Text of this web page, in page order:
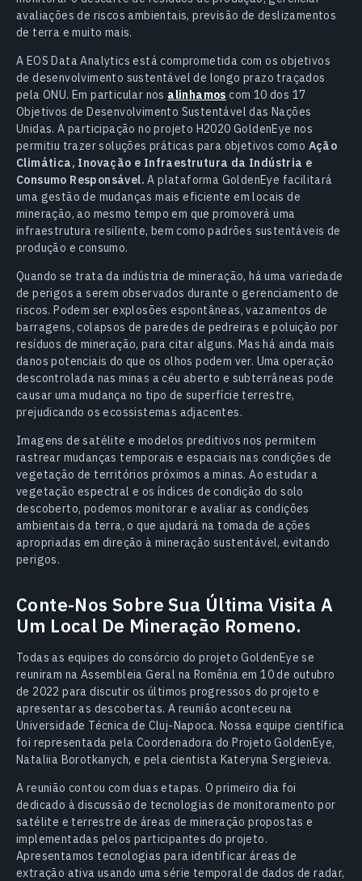
avaliações de riscos ambientais, previsão de deslizamentos
de terra e muito mais.
A EOS Data Analytics está comprometida com os objetivos
de desenvolvimento sustentável de longo prazo traçados
pela ONU. Em particular nos alinhamos com 10 dos 17
Objetivos de Desenvolvimento Sustentável das Nações
Unidas. A participação no projeto H2020 GoldenEye nos
permitiu trazer soluções práticas para objetivos como Ação
Climática, Inovação e Infraestrutura da Indústria e
Consumo Responsável. A plataforma GoldenEye facilitará
uma gestão de mudanças mais eficiente em locais de
mineração, ao mesmo tempo em que promoverá uma
infraestrutura resiliente, bem como padrões sustentáveis de
produção e consumo.
Quando se trata da indústria de mineração, há uma variedade
de perigos a serem observados durante o gerenciamento de
riscos. Podem ser explosões espontâneas, vazamentos de
barragens, colapsos de paredes de pedreiras e poluição por
resíduos de mineração, para citar alguns. Mas há ainda mais
danos potenciais do que os olhos podem ver. Uma operação
descontrolada nas minas a céu aberto e subterrâneas pode
causar uma mudança no tipo de superfície terrestre,
prejudicando os ecossistemas adjacentes.
Imagens de satélite e modelos preditivos nos permitem
rastrear mudanças temporais e espaciais nas condições de
vegetação de territórios próximos a minas. Ao estudar a
vegetação espectral e os índices de condição do solo
descoberto, podemos monitorar e avaliar as condições
ambientais da terra, o que ajudará na tomada de ações
apropriadas em direção à mineração sustentável, evitando
perigos.
Conte-Nos Sobre Sua Última Visita A
Um Local De Mineração Romeno.
Todas as equipes do consórcio do projeto GoldenEye se
reuniram na Assembleia Geral na Romênia em 10 de outubro
de 2022 para discutir os últimos progressos do projeto e
apresentar as descobertas. A reunião aconteceu na
Universidade Técnica de Cluj-Napoca. Nossa equipe científica
foi representada pela Coordenadora do Projeto GoldenEye,
Nataliia Borotkanych, e pela cientista Kateryna Sergieieva.
A reunião contou com duas etapas. O primeiro dia foi
dedicado à discussão de tecnologias de monitoramento por
satélite e terrestre de áreas de mineração propostas e
implementadas pelos participantes do projeto.
Apresentamos tecnologias para identificar áreas de
extração ativa usando uma série temporal de dados de radar,